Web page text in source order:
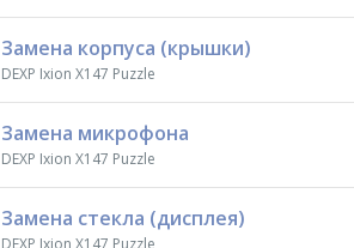
Замена корпуса (крышки)
DEXP Ixion X147 Puzzle
Замена микрофона
DEXP Ixion X147 Puzzle
Замена стекла (дисплея)
DEXP Ixion X147 Puzzle